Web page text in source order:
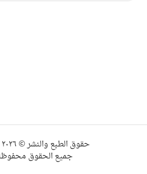
حقوق الطبع والنشر © ٢٠٢٦ نجوى
جميع الحقوق